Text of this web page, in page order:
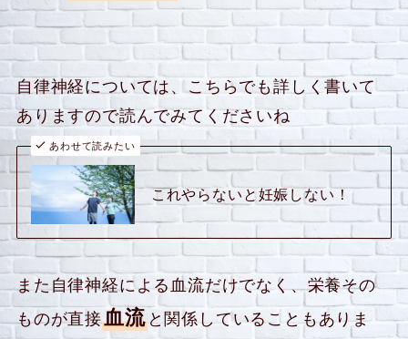
自律神経については、こちらでも詳しく書いて
ありますので読んでみてくださいね
あわせて読みたい
これやらないと妊娠しない！
また自律神経による血流だけでなく、栄養その
ものが直接血流と関係していることもありま